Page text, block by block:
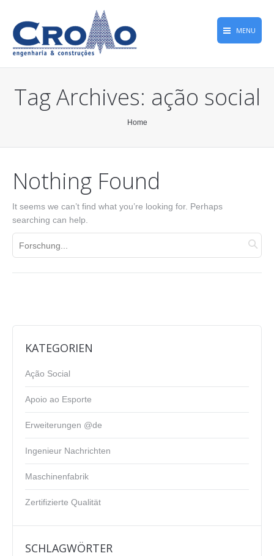
MENU
Werke
Firma
Qualität
Grecas Geschichte
Tag Archives: ação social
Home
Nothing Found
It seems we can’t find what you’re looking for. Perhaps
searching can help.
KATEGORIEN
Ação Social
Apoio ao Esporte
Erweiterungen @de
Ingenieur Nachrichten
Maschinenfabrik
Zertifizierte Qualität
SCHLAGWÖRTER